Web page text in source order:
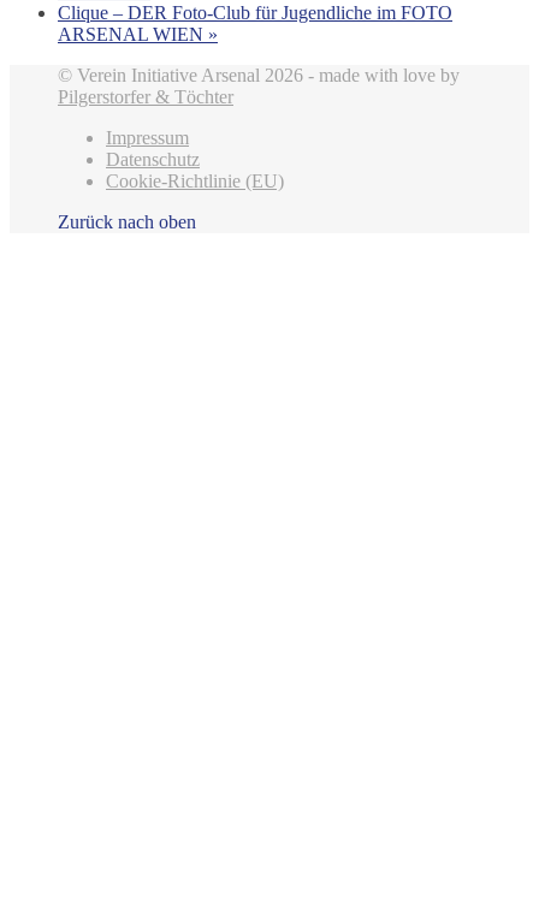
Clique – DER Foto-Club für Jugendliche im FOTO
ARSENAL WIEN »
© Verein Initiative Arsenal 2026 - made with love by
Pilgerstorfer & Töchter
Impressum
Datenschutz
Cookie-Richtlinie (EU)
Zurück nach oben